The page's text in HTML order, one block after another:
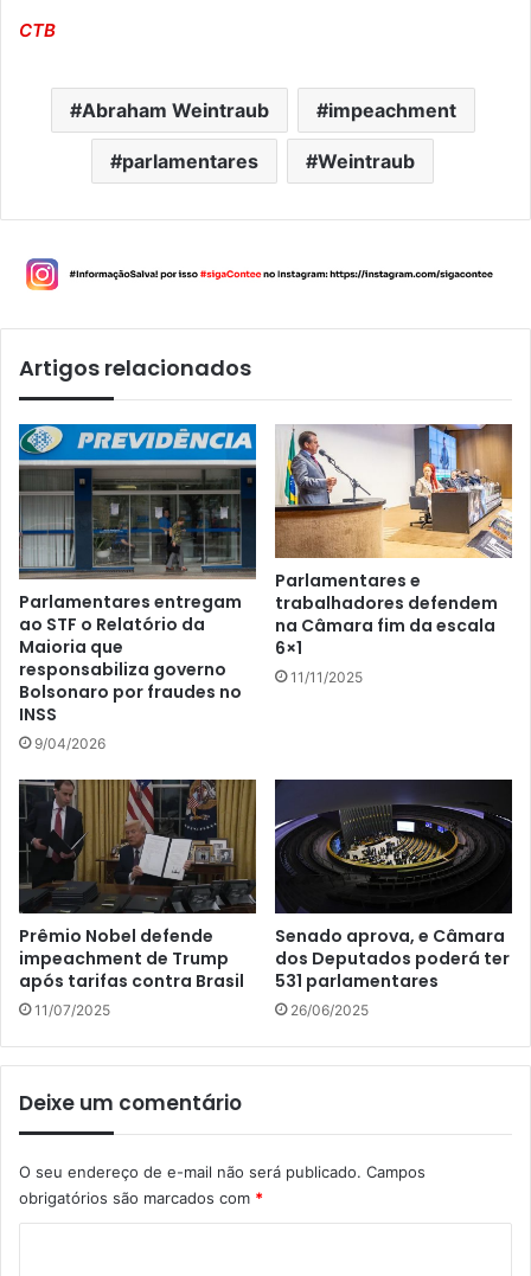
CTB
Abraham Weintraub impeachment
parlamentares Weintraub
Artigos relacionados
Parlamentares entregam
ao STF o Relatório da
Maioria que
responsabiliza governo
Bolsonaro por fraudes no
INSS
9/04/2026
Parlamentares e
trabalhadores defendem
na Câmara fim da escala
6×1
11/11/2025
Prêmio Nobel defende
impeachment de Trump
após tarifas contra Brasil
11/07/2025
Senado aprova, e Câmara
dos Deputados poderá ter
531 parlamentares
26/06/2025
Deixe um comentário
O seu endereço de e-mail não será publicado. Campos
obrigatórios são marcados com *